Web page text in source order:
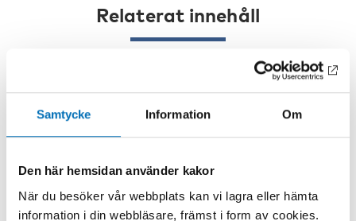
Samtycke Information Om
Den här hemsidan använder kakor
När du besöker vår webbplats kan vi lagra eller hämta
information i din webbläsare, främst i form av cookies.
Relaterat innehåll